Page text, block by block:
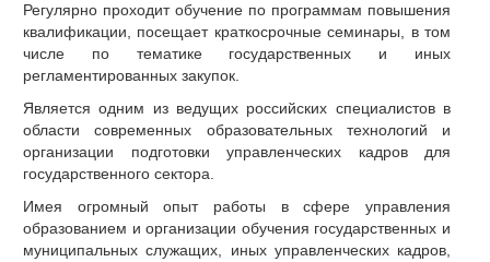
Регулярно проходит обучение по программам повышения
квалификации, посещает краткосрочные семинары, в том
числе по тематике государственных и иных
регламентированных закупок.
Является одним из ведущих российских специалистов в
области современных образовательных технологий и
организации подготовки управленческих кадров для
государственного сектора.
Имея огромный опыт работы в сфере управления
образованием и организации обучения государственных и
муниципальных служащих, иных управленческих кадров,